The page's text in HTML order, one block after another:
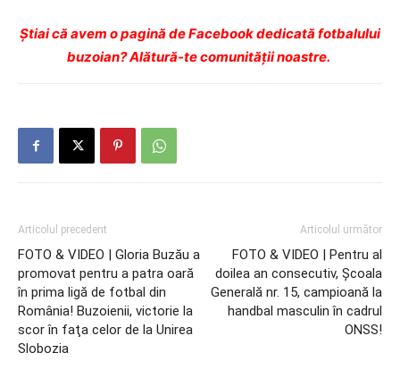
Ştiai că avem o pagină de Facebook dedicată fotbalului
buzoian? Alătură-te comunității noastre.
Articolul precedent
FOTO & VIDEO | Gloria Buzău a
promovat pentru a patra oară
în prima ligă de fotbal din
România! Buzoienii, victorie la
scor în faţa celor de la Unirea
Slobozia
Articolul următor
FOTO & VIDEO | Pentru al
doilea an consecutiv, Şcoala
Generală nr. 15, campioană la
handbal masculin în cadrul
ONSS!